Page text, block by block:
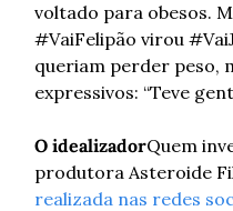
voltado para obesos.
#VaiFelipão virou
queriam perder peso,
expressivos: “Teve
O idealizadorQuem
produtora Asteroide
realizada nas redes